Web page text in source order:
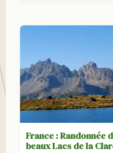
France : Randonnée
beaux Lacs de la